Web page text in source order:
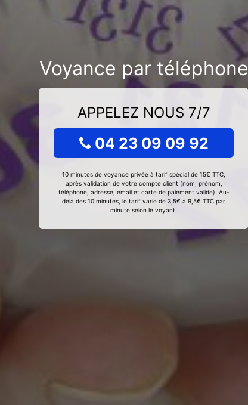
Voyance par téléphone
APPELEZ NOUS 7/7
04 23 09 09 92
10 minutes de voyance privée à tarif spécial de 15€ TTC,
après validation de votre compte client (nom, prénom,
téléphone, adresse, email et carte de paiement valide). Au-
delà des 10 minutes, le tarif varie de 3,5€ à 9,5€ TTC par
minute selon le voyant.